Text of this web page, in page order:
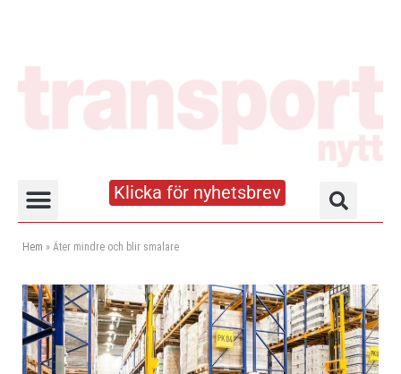
Klicka för nyhetsbrev
Hem » Äter mindre och blir smalare